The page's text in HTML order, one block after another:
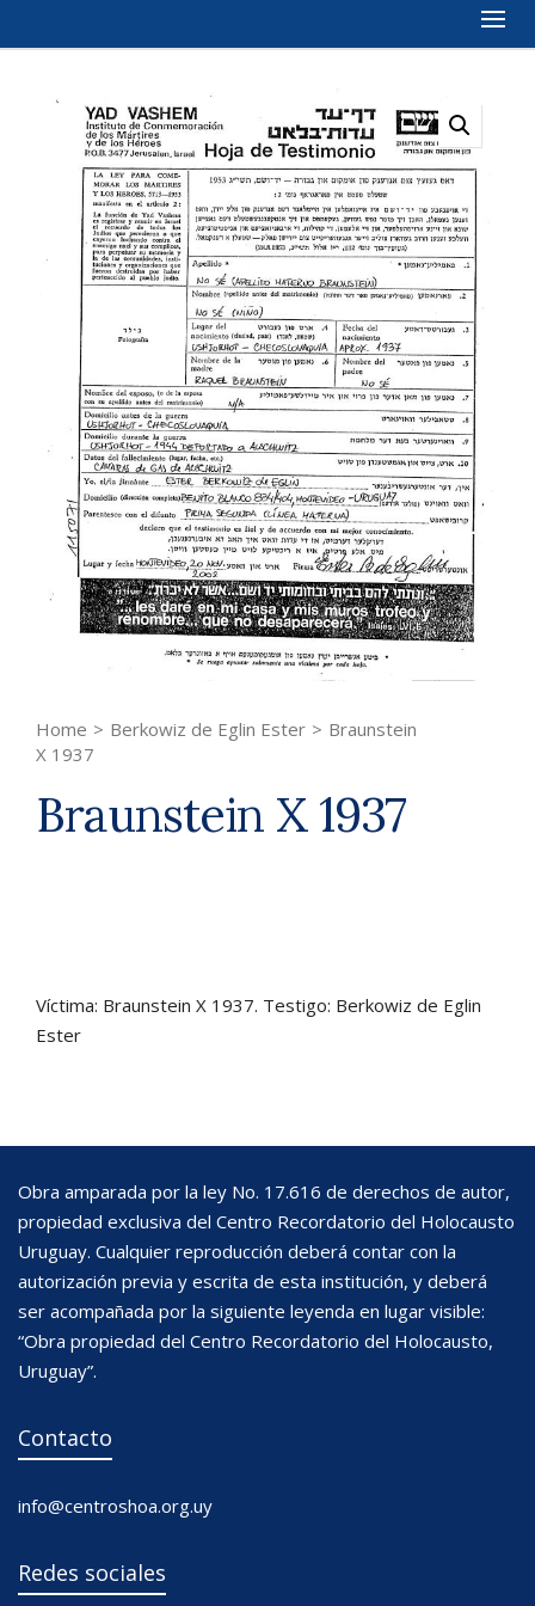
Home > Berkowiz de Eglin Ester > Braunstein
X 1937
Braunstein X 1937
Víctima: Braunstein X 1937. Testigo: Berkowiz de Eglin
Ester
Obra amparada por la ley No. 17.616 de derechos de autor,
propiedad exclusiva del Centro Recordatorio del Holocausto
Uruguay. Cualquier reproducción deberá contar con la
autorización previa y escrita de esta institución, y deberá
ser acompañada por la siguiente leyenda en lugar visible:
“Obra propiedad del Centro Recordatorio del Holocausto,
Uruguay”.
Contacto
info@centroshoa.org.uy
Redes sociales